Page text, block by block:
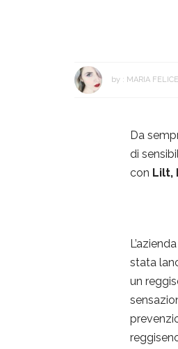
by : MARIA
Da
di
con Lilt,
stata
un